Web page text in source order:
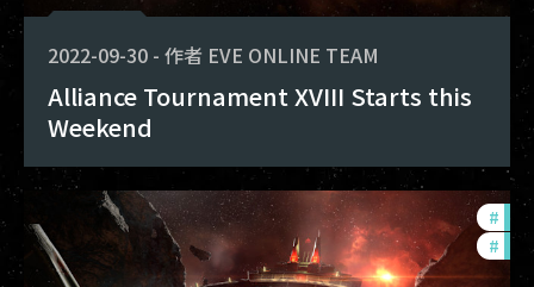
2022-09-30 - 作者 EVE ONLINE TEAM
Alliance Tournament XVIII Starts this
Weekend
#
# pvp